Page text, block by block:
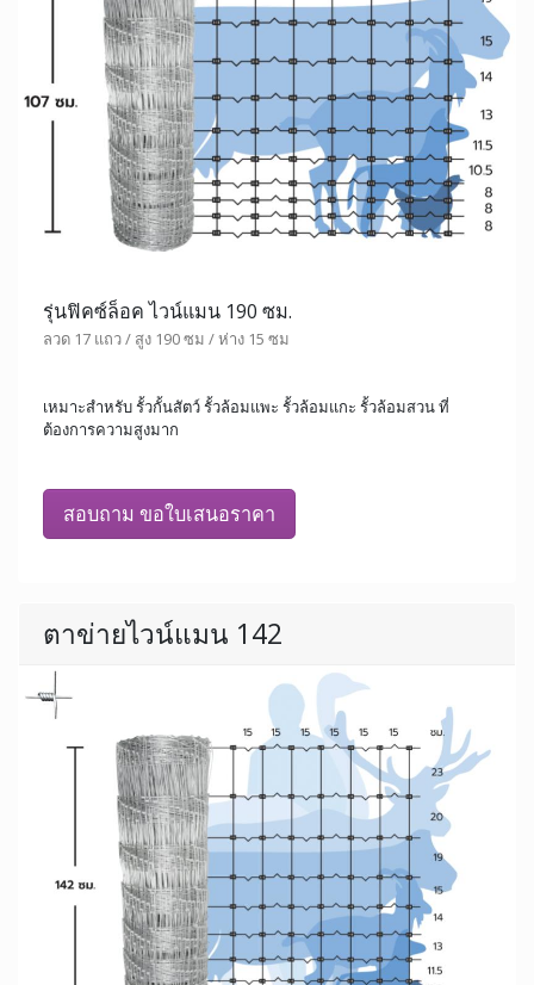
รุ่นฟิคซ์ล็อค ไวน์แมน 190 ซม.
ลวด 17 แถว / สูง 190 ซม / ห่าง 15 ซม
เหมาะสำหรับ รั้วกั้นสัตว์ รั้วล้อมแพะ รั้วล้อมแกะ รั้วล้อมสวน ที่
ต้องการความสูงมาก
สอบถาม ขอใบเสนอราคา
ตาข่ายไวน์แมน 142